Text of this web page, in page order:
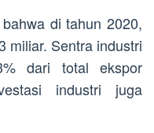
di tahun 2020,
miliar. Sentra industri
dari total ekspor
industri juga